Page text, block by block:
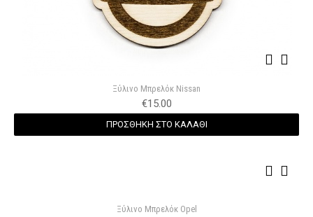
Ξύλινο Μπρελόκ Nissan
€15.00
ΠΡΟΣΘΗΚΗ ΣΤΟ ΚΑΛΑΘΙ
Ξύλινο Μπρελόκ Opel